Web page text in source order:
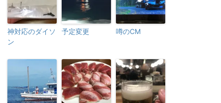
神対応のダイソ
ン
予定変更 噂のCM